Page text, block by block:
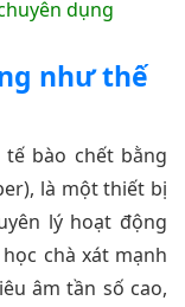
như thế
bào chết bằng
là một thiết bị
lý hoạt động
chà xát mạnh
âm tần số cao,